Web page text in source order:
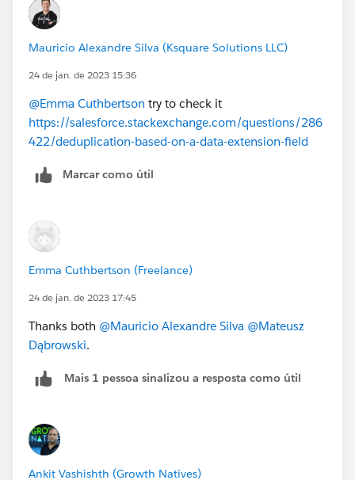
Mauricio Alexandre Silva (Ksquare Solutions LLC)
24 de jan. de 2023 15:36
@Emma Cuthbertson try to check it
https://salesforce.stackexchange.com/questions/286
422/deduplication-based-on-a-data-extension-field
Marcar como útil
Emma Cuthbertson (Freelance)
24 de jan. de 2023 17:45
Thanks both @Mauricio Alexandre Silva @Mateusz
Dąbrowski.
Mais 1 pessoa sinalizou a resposta como útil
Ankit Vashishth (Growth Natives)